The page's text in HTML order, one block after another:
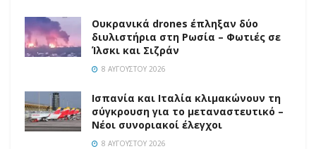
Ουκρανικά drones έπληξαν δύο
διυλιστήρια στη Ρωσία – Φωτιές σε
Ίλσκι και Σιζράν
8 ΑΥΓΟΎΣΤΟΥ 2026
Ισπανία και Ιταλία κλιμακώνουν τη
σύγκρουση για το μεταναστευτικό –
Νέοι συνοριακοί έλεγχοι
8 ΑΥΓΟΎΣΤΟΥ 2026